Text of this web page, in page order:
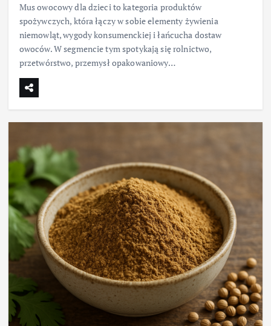
Mus owocowy dla dzieci to kategoria produktów
spożywczych, która łączy w sobie elementy żywienia
niemowląt, wygody konsumenckiej i łańcucha dostaw
owoców. W segmencie tym spotykają się rolnictwo,
przetwórstwo, przemysł opakowaniowy…